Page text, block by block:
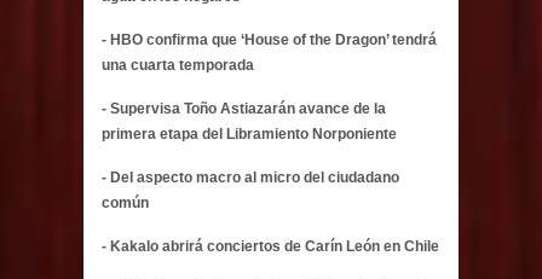
- HBO confirma que ‘House of the Dragon’ tendrá
una cuarta temporada
- Supervisa Toño Astiazarán avance de la
primera etapa del Libramiento Norponiente
- Del aspecto macro al micro del ciudadano
común
- Kakalo abrirá conciertos de Carín León en Chile